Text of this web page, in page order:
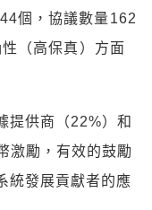
個，協議數量162
（高保真）方面
提供商（22%）和
激勵，有效的鼓勵
統發展貢獻者的應